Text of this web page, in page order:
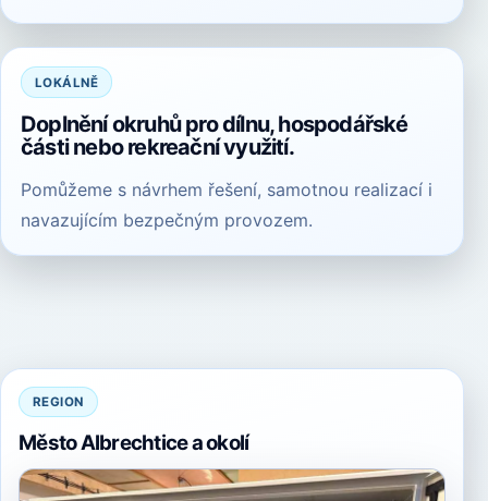
LOKÁLNĚ
Doplnění okruhů pro dílnu, hospodářské
části nebo rekreační využití.
Pomůžeme s návrhem řešení, samotnou realizací i
navazujícím bezpečným provozem.
REGION
Město Albrechtice a okolí